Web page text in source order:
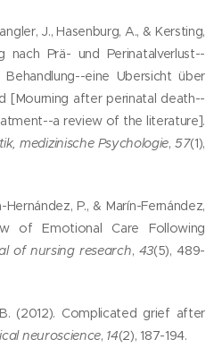
e! Les
rubans
en satin
permett
vos
élément
s
boucles
J., Hasenburg, A., & Kersting,
nach Prä- und Perinatalverlust--
eine Ubersicht über
[Mourning after perinatal death--
a review of the literature].
medizinische Psychologie, 57(1),
P., & Marín-Fernández,
of Emotional Care Following
of nursing research, 43(5), 489-
(2012). Complicated grief after
neuroscience, 14(2), 187-194.